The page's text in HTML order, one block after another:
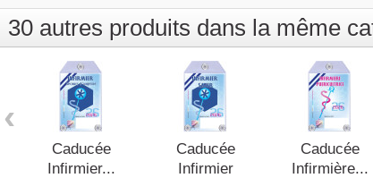
30 autres produits dans la même
Caducée
Infirmier...
Caducée
Infirmier
Caducée
Infirmière...
‹